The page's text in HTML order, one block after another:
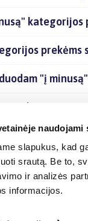
naudojami
slapukus, kad
srautą. Be to,
ir analizės
informacijos.
"į